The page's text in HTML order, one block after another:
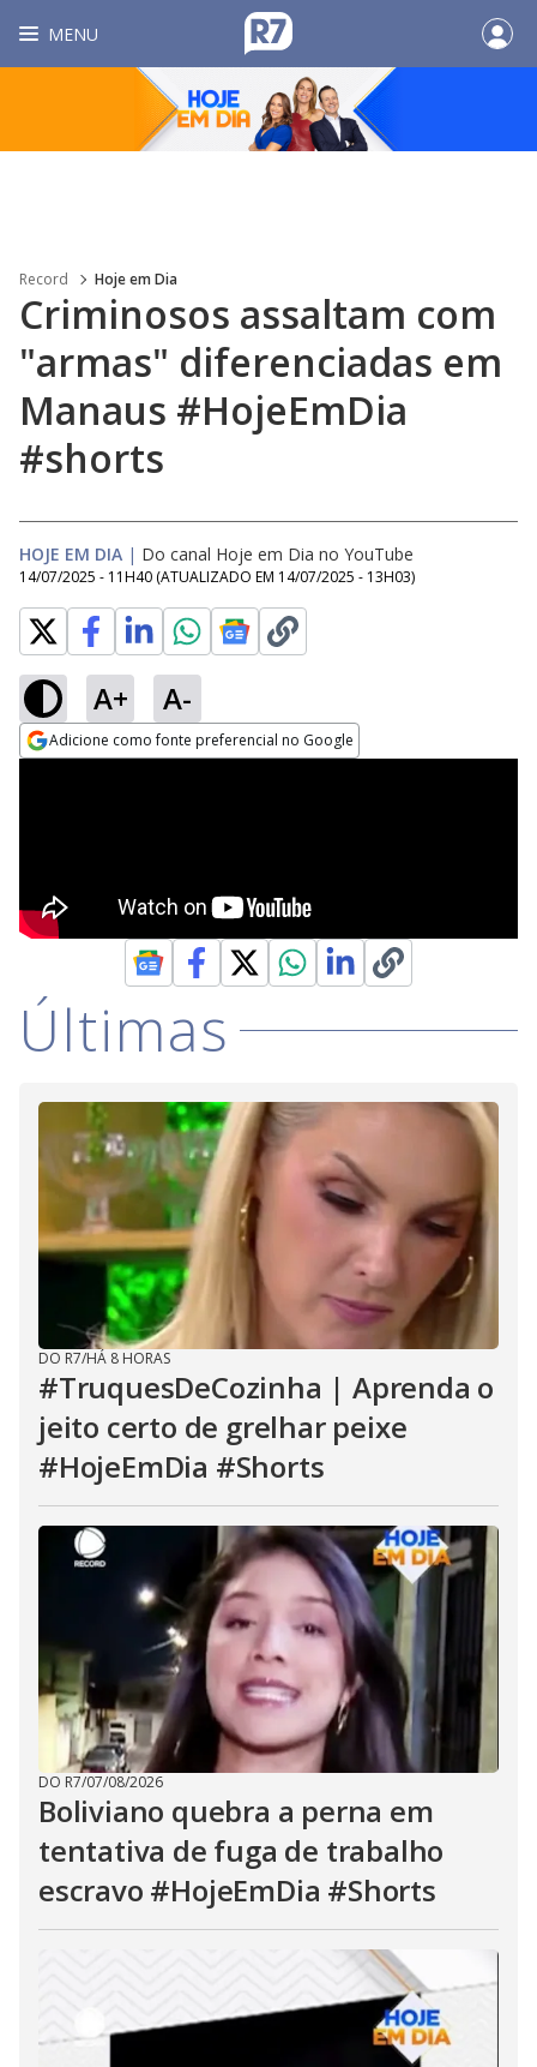
MENU
Record Hoje em Dia
Criminosos assaltam com
"armas" diferenciadas em
Manaus #HojeEmDia
#shorts
HOJE EM DIA | Do canal Hoje em Dia no YouTube
14/07/2025 - 11H40 (ATUALIZADO EM 14/07/2025 - 13H03)
A+ A-
Adicione como fonte preferencial no Google
Últimas
DO R7/HÁ 8 HORAS
#TruquesDeCozinha | Aprenda o
jeito certo de grelhar peixe
#HojeEmDia #Shorts
DO R7/07/08/2026
Boliviano quebra a perna em
tentativa de fuga de trabalho
escravo #HojeEmDia #Shorts